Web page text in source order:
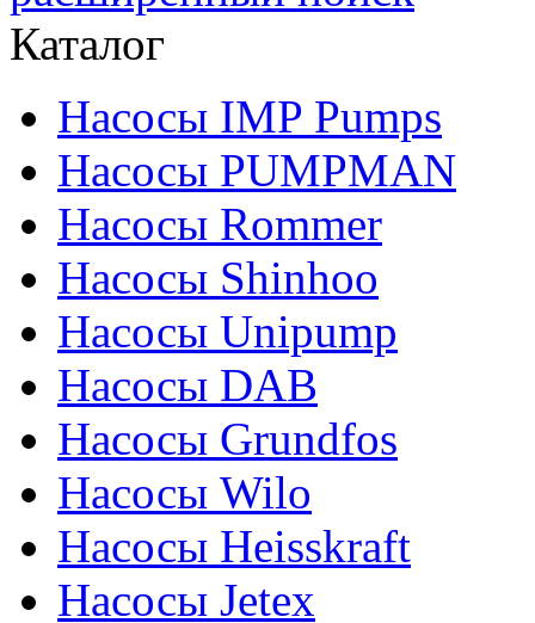
Каталог
Насосы IMP Pumps
Насосы PUMPMAN
Насосы Rommer
Насосы Shinhoo
Насосы Unipump
Насосы DAB
Насосы Grundfos
Насосы Wilo
Насосы Heisskraft
Насосы Jetex